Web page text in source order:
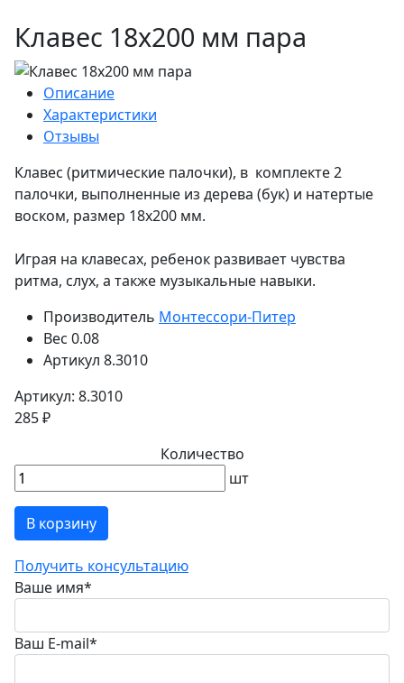
Клавес 18х200 мм пара
Описание
Характеристики
Отзывы
Клавес (ритмические палочки), в комплекте 2
палочки, выполненные из дерева (бук) и натертые
воском, размер 18х200 мм.
Играя на клавесах, ребенок развивает чувства
ритма, слух, а также музыкальные навыки.
Производитель Монтессори-Питер
Вес 0.08
Артикул 8.3010
Артикул: 8.3010
285 ₽
Количество
шт
В корзину
Получить консультацию
Ваше имя*
Ваш E-mail*